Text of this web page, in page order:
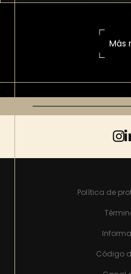
Más
Política de
Código